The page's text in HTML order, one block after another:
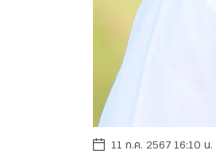
11 ก.ค. 2567 16:10 น.